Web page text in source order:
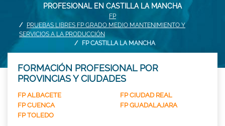
PROFESIONAL EN CASTILLA LA MANCHA
FP
PRUEBAS LIBRES FP GRADO MEDIO MANTENIMIENTO Y
SERVICIOS A LA PRODUCCIÓN
FP CASTILLA LA MANCHA
FORMACIÓN PROFESIONAL POR
PROVINCIAS Y CIUDADES
FP ALBACETE
FP CIUDAD REAL
FP CUENCA
FP GUADALAJARA
FP TOLEDO